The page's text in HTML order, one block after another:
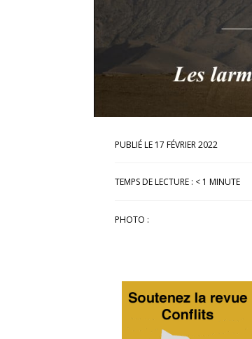
17 FÉVRIER 2022
TEMPS DE LECTURE : < 1 MINUTE
PHOTO :